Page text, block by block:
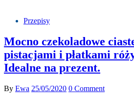
Przepisy
Mocno czekoladowe
pistacjami i płatkami
Idealne na prezent.
By Ewa 25/05/2020 0 Comment